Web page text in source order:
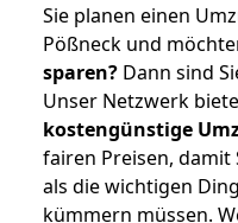
Sie planen einen
Pößneck und
sparen? Dann sind
Unser Netzwerk
kostengünstige
fairen Preisen, damit
als die wichtigen
kümmern müssen.